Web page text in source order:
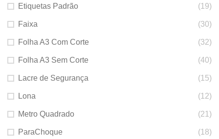
Etiquetas Padrão (19)
Faixa (30)
Folha A3 Com Corte (32)
Folha A3 Sem Corte (40)
Lacre de Segurança (15)
Lona (12)
Metro Quadrado (21)
ParaChoque (18)